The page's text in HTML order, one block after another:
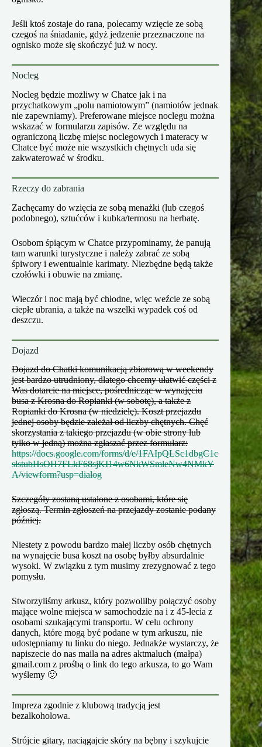
Jeśli ktoś zostaje do rana, polecamy wzięcie ze sobą
czegoś na śniadanie, gdyż jedzenie przeznaczone na
ognisko może się skończyć już w nocy.
Nocleg
Nocleg będzie możliwy w Chatce jak i na
przychatkowym „polu namiotowym” (namiotów jednak
nie zapewniamy). Preferowane miejsce noclegu można
wskazać w formularzu zapisów. Ze względu na
ograniczoną liczbę miejsc noclegowych i materacy w
Chatce być może nie wszystkich chętnych uda się
zakwaterować w środku.
Rzeczy do zabrania
Zachęcamy do wzięcia ze sobą menażki (lub czegoś
podobnego), sztućców i kubka/termosu na herbatę.
Osobom śpiącym w Chatce przypominamy, że panują
tam warunki turystyczne i należy zabrać ze sobą
śpiwory i ewentualnie karimaty. Niezbędne będą także
czołówki i obuwie na zmianę.
Wieczór i noc mają być chłodne, więc weźcie ze sobą
ciepłe ubrania, a także na wszelki wypadek coś od
deszczu.
Dojazd
Dojazd do Chatki komunikacją zbiorową w weekendy
jest bardzo utrudniony, dlatego chcemy ułatwić części z
Was dotarcie na miejsce, pośrednicząc w wynajęciu
busa z Krosna do Ropianki (w sobotę), a także z
Ropianki do Krosna (w niedzielę). Koszt przejazdu
jednej osoby będzie zależał od liczby chętnych. Chęć
skorzystania z takiego przejazdu (w obie strony lub
tylko w jedną) można zgłaszać przez formularz:
https://docs.google.com/forms/d/e/1FAIpQLSc1dbgC1c
slstubHsOH7FLkF68sjKI14w6NkWSmleNw4NMkY
A/viewform?usp=dialog
Szczegóły zostaną ustalone z osobami, które się
zgłoszą. Termin zgłoszeń na przejazdy zostanie podany
później.
Niestety z powodu bardzo małej liczby osób chętnych
na wynajęcie busa koszt na osobę byłby absurdalnie
wysoki. W związku z tym musimy zrezygnować z tego
pomysłu.
Stworzyliśmy arkusz, który pozwoliłby połączyć osoby
mające wolne miejsca w samochodzie na i z 45-lecia z
osobami szukającymi transportu. W celu ochrony
danych, które mogą być podane w tym arkuszu, nie
udostępniamy tu linku do niego. Jednakże wystarczy, że
napiszecie do nas maila na adres aktmaluch (małpa)
gmail.com z prośbą o link do tego arkusza, to go Wam
wyślemy 🙂
Impreza zgodnie z klubową tradycją jest
bezalkoholowa.
Strójcie gitary, naciągajcie skóry na bębny i szykujcie